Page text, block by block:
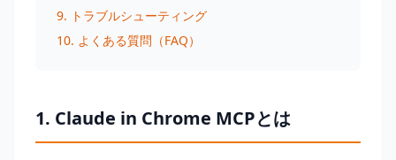
9. トラブルシューティング
10. よくある質問（FAQ）
1. Claude in Chrome MCPとは